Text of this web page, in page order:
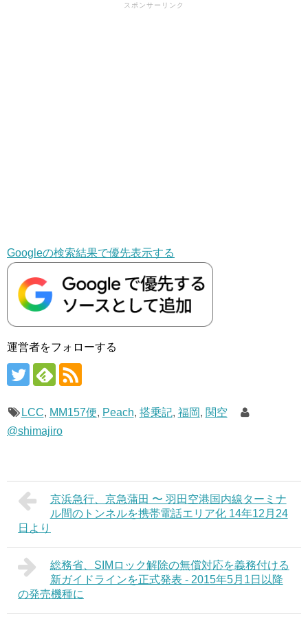
スポンサーリンク
Googleの検索結果で優先表示する
運営者をフォローする
LCC, MM157便, Peach, 搭乗記, 福岡, 関空
@shimajiro
京浜急行、京急蒲田 〜 羽田空港国内線ターミナ
ル間のトンネルを携帯電話エリア化 14年12月24
日より
総務省、SIMロック解除の無償対応を義務付ける
新ガイドラインを正式発表 - 2015年5月1日以降
の発売機種に